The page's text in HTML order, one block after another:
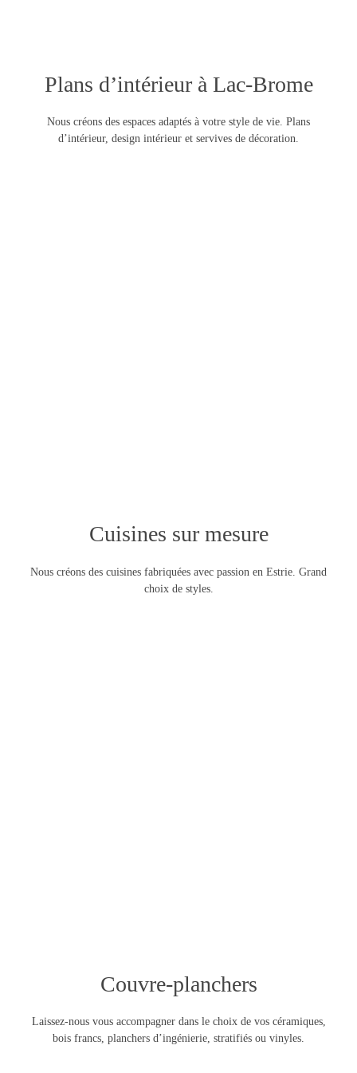
Plans d’intérieur à Lac-Brome
Nous créons des espaces adaptés à votre style de vie. Plans
d’intérieur, design intérieur et servives de décoration.
Cuisines sur mesure
Nous créons des cuisines fabriquées avec passion en Estrie. Grand
choix de styles.
Couvre-planchers
Laissez-nous vous accompagner dans le choix de vos céramiques,
bois francs, planchers d’ingénierie, stratifiés ou vinyles.